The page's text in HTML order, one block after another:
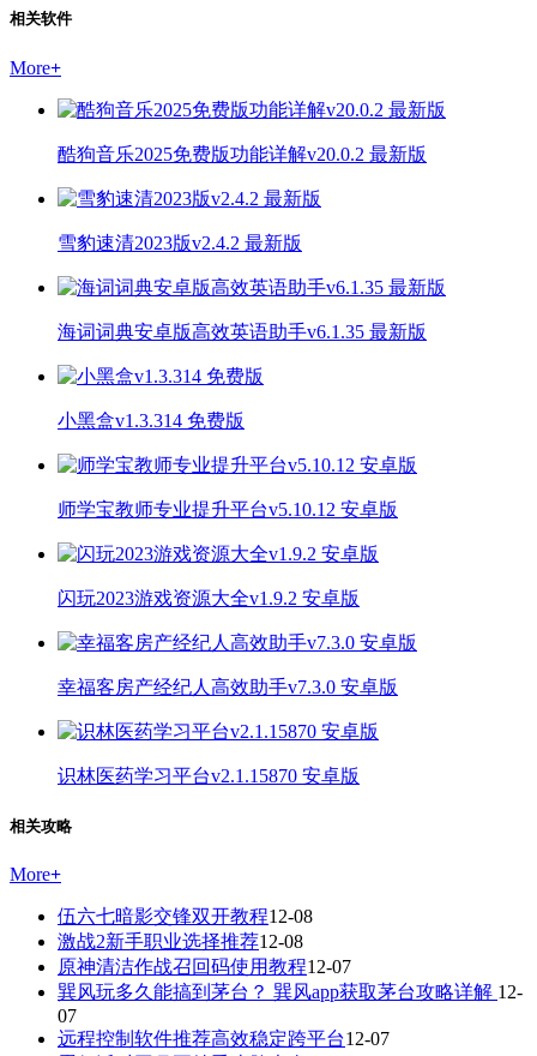
相关软件
More+
酷狗音乐2025免费版功能详解v20.0.2 最新版
雪豹速清2023版v2.4.2 最新版
海词词典安卓版高效英语助手v6.1.35 最新版
小黑盒v1.3.314 免费版
师学宝教师专业提升平台v5.10.12 安卓版
闪玩2023游戏资源大全v1.9.2 安卓版
幸福客房产经纪人高效助手v7.3.0 安卓版
识林医药学习平台v2.1.15870 安卓版
相关攻略
More+
伍六七暗影交锋双开教程12-08
激战2新手职业选择推荐12-08
原神清洁作战召回码使用教程12-07
巽风玩多久能搞到茅台？ 巽风app获取茅台攻略详解 12-
07
远程控制软件推荐高效稳定跨平台12-07